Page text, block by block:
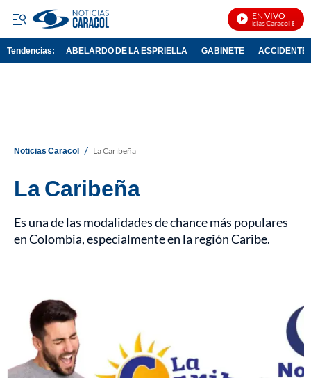
EN VIVO
Noticias Caracol En Vivo
Tendencias: ABELARDO DE LA ESPRIELLA GABINETE ACCIDENTE
Noticias Caracol / La Caribeña
La Caribeña
Es una de las modalidades de chance más populares
en Colombia, especialmente en la región Caribe.